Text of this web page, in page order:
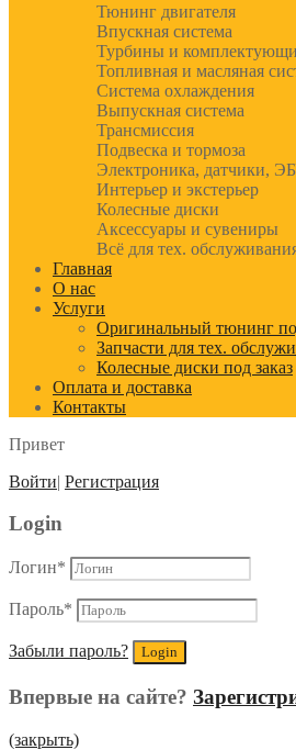
Тюнинг двигателя
Впускная система
Турбины и
Топливная и масляная
Система охлаждения
Выпускная система
Трансмиссия
Подвеска и тормоза
Электроника, датчики,
Интерьер и экстерьер
Колесные диски
Аксессуары и сувениры
Всё для тех.
Главная
О нас
Услуги
Оригинальный тюнинг
Запчасти для тех.
Колесные диски под заказ
Оплата и доставка
Контакты
Привет
Войти| Регистрация
Login
Логин*
Пароль*
Забыли пароль?
Впервые на сайте?
(закрыть)